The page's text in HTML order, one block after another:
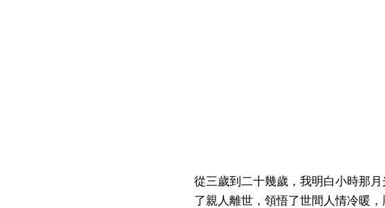
從三歲到二十幾歲，我明白小時那
了親人離世，領悟了世間人情冷暖